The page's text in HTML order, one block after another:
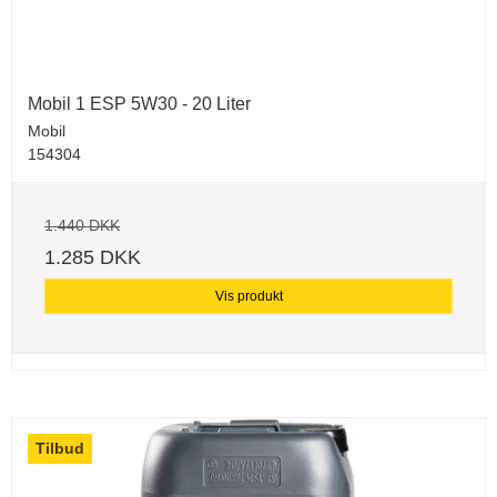
Mobil 1 ESP 5W30 - 20 Liter
Mobil
154304
1.440 DKK
1.285 DKK
Vis produkt
Tilbud